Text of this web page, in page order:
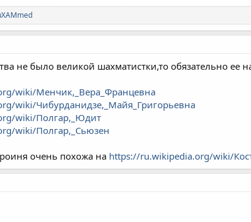
не было великой шахматистки,то обязательно ее
wiki/Менчик,_Вера_Францевна
wiki/Чибурданидзе,_Майя_Григорьевна
wiki/Полгар,_Юдит
wiki/Полгар,_Сьюзен
очень похожа на https://ru.wikipedia.org/wiki/